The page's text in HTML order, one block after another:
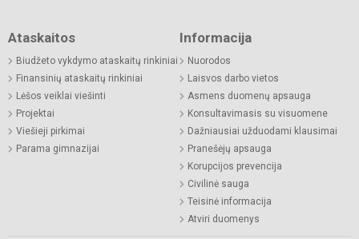
Ataskaitos
Biudžeto vykdymo ataskaitų rinkiniai
Finansinių ataskaitų rinkiniai
Lėšos veiklai viešinti
Projektai
Viešieji pirkimai
Parama gimnazijai
Informacija
Nuorodos
Laisvos darbo vietos
Asmens duomenų apsauga
Konsultavimasis su visuomene
Dažniausiai užduodami klausimai
Pranešėjų apsauga
Korupcijos prevencija
Civilinė sauga
Teisinė informacija
Atviri duomenys